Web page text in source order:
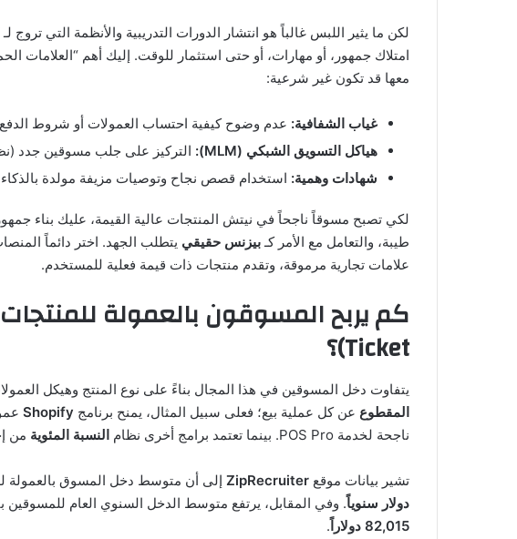
لكن ما يثير اللبس غالباً هو انتشار الدورات التدريبية والأنظمة التي تروج لـ
امتلاك جمهور، أو مهارات، أو حتى استثمار للوقت. إليك أهم “العلامات
معها قد تكون غير شرعية:
غياب الشفافية: عدم وضوح كيفية احتساب العمولات أو شروط
هياكل التسويق الشبكي (MLM):
التركيز على جلب مسوقين جدد
شهادات وهمية: استخدام قصص نجاح وتوصيات مزيفة مولدة
لكي تصبح مسوقاً ناجحاً في نيتش المنتجات عالية القيمة، عليك بناء
طيبة، والتعامل مع الأمر كـ بيزنس حقيقي يتطلب الجهد. اختر دائماً
علامات تجارية مرموقة، وتقدم منتجات ذات قيمة فعلية للمستخدم.
Ticket)؟
يتفاوت دخل المسوقين في هذا المجال بناءً على نوع المنتج وهيكل
المقطوع عن كل عملية بيع؛ فعلى سبيل المثال، يمنح برنامج Shopify
ناجحة لخدمة POS Pro. بينما تعتمد برامج أخرى نظام
النسبة المئوية من
تشير بيانات موقع ZipRecruiter إلى أن متوسط دخل المسوق بالعمولة
دولار سنوياً. وفي المقابل، يرتفع متوسط الدخل السنوي العام للمسوقين
82,015 دولاراً
.